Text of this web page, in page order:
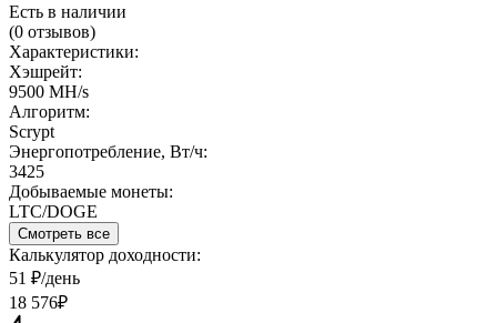
Есть в наличии
(0 отзывов)
Характеристики:
Хэшрейт:
9500 MH/s
Алгоритм:
Scrypt
Энергопотребление, Вт/ч:
3425
Добываемые монеты:
LTC/DOGE
Смотреть все
Калькулятор доходности:
51 ₽/день
18 576₽